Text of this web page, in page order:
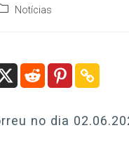
Notícias
no dia